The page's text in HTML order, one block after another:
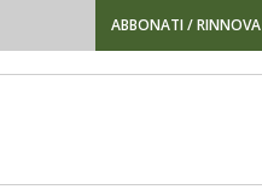
ABBONATI / RINNOVA